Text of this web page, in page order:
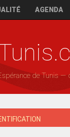
AGENDA
de Tunis —